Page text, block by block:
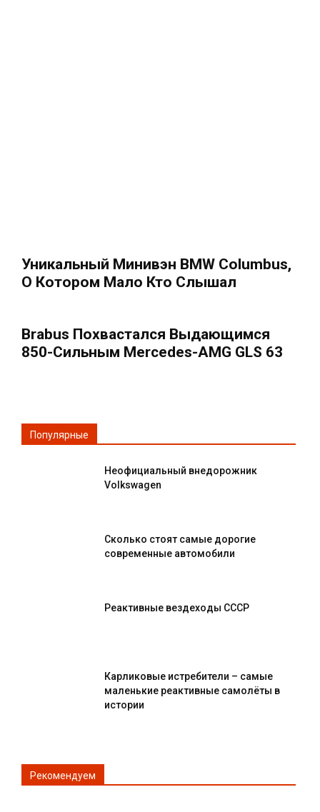
Уникальный Минивэн BMW Columbus,
О Котором Мало Кто Слышал
Brabus Похвастался Выдающимся
850-Сильным Mercedes-AMG GLS 63
Популярные
Неофициальный внедорожник
Volkswagen
Сколько стоят самые дорогие
современные автомобили
Реактивные вездеходы СССР
Карликовые истребители – самые
маленькие реактивные самолёты в
истории
Рекомендуем